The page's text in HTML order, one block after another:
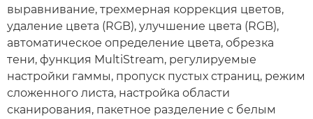
выравнивание, трехмерная коррекция цветов,
удаление цвета (RGB), улучшение цвета (RGB),
автоматическое определение цвета, обрезка
тени, функция MultiStream, регулируемые
настройки гаммы, пропуск пустых страниц, режим
сложенного листа, настройка области
сканирования, пакетное разделение с белым